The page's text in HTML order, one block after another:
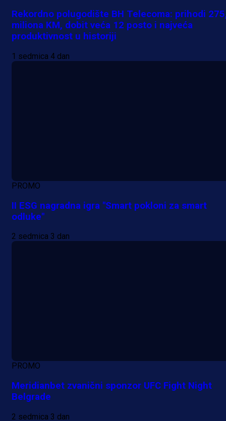
Rekordno polugodište BH Telecoma: prihodi
miliona KM, dobit veća 12 posto i najveća
produktivnost u historiji
1 sedmica 4 dan
PROMO
II ESG nagradna igra "Smart pokloni za smart
odluke"
2 sedmica 3 dan
PROMO
Meridianbet zvanični sponzor UFC Fight Night
Belgrade
2 sedmica 3 dan